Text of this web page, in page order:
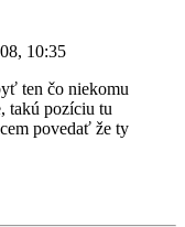
10:35
ten čo niekomu
takú pozíciu tu
povedať že ty